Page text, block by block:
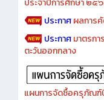
ประกาศรับสมัค
ประจำปีการศึกษา ๒๕
ประกาศผลการ
ประกาศมาตรก
ตะวันออกกลาง